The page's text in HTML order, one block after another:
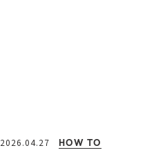
2026.04.27 HOW TO